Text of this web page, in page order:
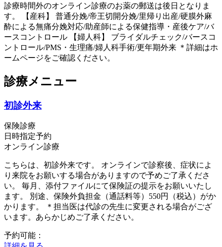
診療時間外のオンライン診療のお薬の郵送は後日となりま
す。 【産科】 普通分娩/帝王切開分娩/里帰り出産/硬膜外麻
酔による無痛分娩対応/助産師による保健指導・産後ケア/バ
ースコントロール 【婦人科】 ブライダルチェック/バースコ
ントロール/PMS・生理痛/婦人科手術/更年期外来 ＊詳細はホ
ームページをご確認ください。
診療メニュー
初診外来
保険診療
日時指定予約
オンライン診療
こちらは、初診外来です。 オンラインで診察後、症状によ
り来院をお願いする場合がありますので予めご了承くださ
い。 毎月、添付ファイルにて保険証の提示をお願いいたし
ます。 別途、保険外負担金（通話料等）550円（税込）がか
かります。 ＊担当医は代診の先生に変更される場合がござ
います。あらかじめご了承ください。
予約可能：